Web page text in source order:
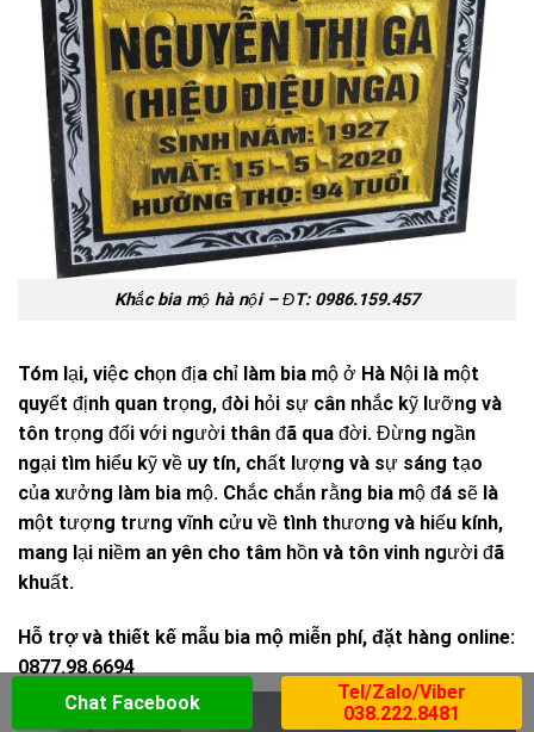
Khắc bia mộ hà nội – ĐT: 0986.159.457
Tóm lại, việc chọn địa chỉ làm bia mộ ở Hà Nội là một
quyết định quan trọng, đòi hỏi sự cân nhắc kỹ lưỡng và
tôn trọng đối với người thân đã qua đời. Đừng ngần
ngại tìm hiểu kỹ về uy tín, chất lượng và sự sáng tạo
của xưởng làm bia mộ. Chắc chắn rằng bia mộ đá sẽ là
một tượng trưng vĩnh cửu về tình thương và hiếu kính,
mang lại niềm an yên cho tâm hồn và tôn vinh người đã
khuất.
Hỗ trợ và thiết kế mẫu bia mộ miễn phí, đặt hàng online:
0877.98.6694
Chat Facebook
Tel/Zalo/Viber
038.222.8481